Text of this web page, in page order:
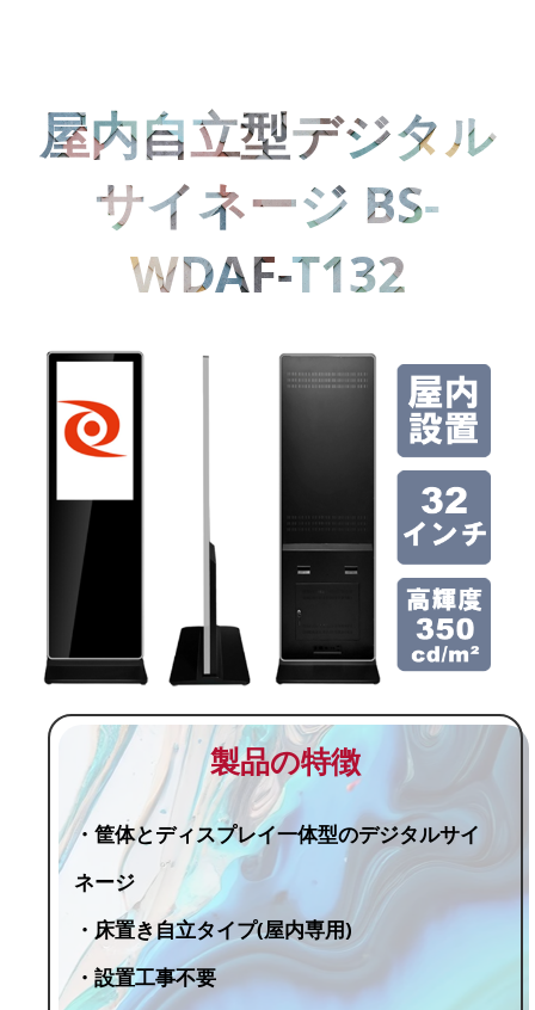
屋内自立型デジタル
サイネージ BS-
WDAF-T132
製品の特徴
・筐体とディスプレイ一体型のデジタルサイ
ネージ
・床置き自立タイプ(屋内専用)
・設置工事不要